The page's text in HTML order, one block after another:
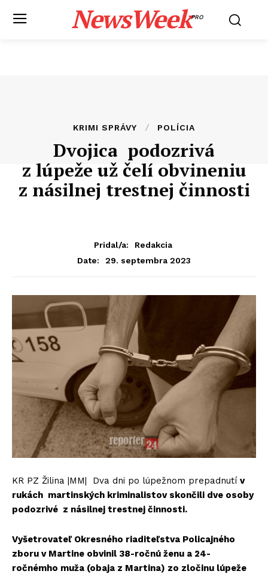
NewsWeekPRO
KRIMI SPRÁVY POLÍCIA
Dvojica podozrivá
z lúpeže už čelí obvineniu
z násilnej trestnej činnosti
Pridal/a:
Redakcia
Date:
29. septembra 2023
KR PZ Žilina |MM| Dva dni po lúpežnom prepadnutí v
rukách martinských kriminalistov skončili dve osoby
podozrivé z násilnej trestnej činnosti.
Vyšetrovateľ Okresného riaditeľstva Policajného
zboru v Martine obvinil 38-ročnú ženu a 24-
ročnémho muža (obaja z Martina) zo zločinu lúpeže